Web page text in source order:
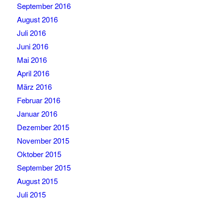
September 2016
August 2016
Juli 2016
Juni 2016
Mai 2016
April 2016
März 2016
Februar 2016
Januar 2016
Dezember 2015
November 2015
Oktober 2015
September 2015
August 2015
Juli 2015